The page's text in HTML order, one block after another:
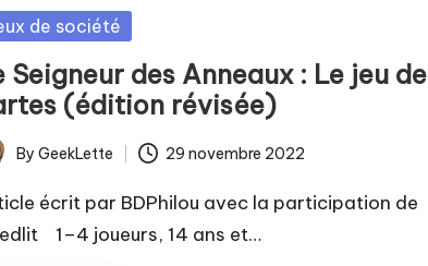
de société
Seigneur des Anneaux : Le jeu de
(édition révisée)
By GeekLette 29 novembre 2022
écrit par BDPhilou avec la participation de
1–4 joueurs, 14 ans et…